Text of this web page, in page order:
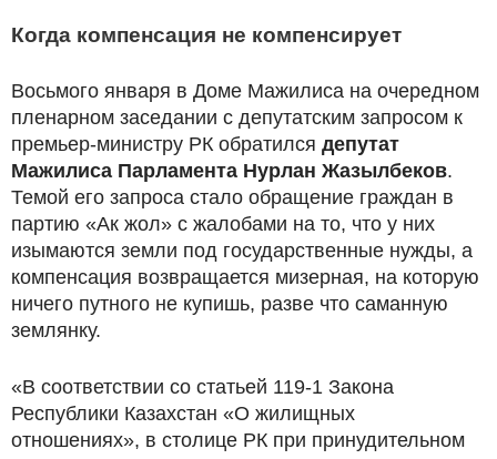
Когда компенсация не компенсирует
Восьмого января в Доме Мажилиса на очередном
пленарном заседании с депутатским запросом к
премьер-министру РК обратился депутат
Мажилиса Парламента Нурлан Жазылбеков.
Темой его запроса стало обращение граждан в
партию «Ак жол» с жалобами на то, что у них
изымаются земли под государственные нужды, а
компенсация возвращается мизерная, на которую
ничего путного не купишь, разве что саманную
землянку.
«В соответствии со статьей 119-1 Закона
Республики Казахстан «О жилищных
отношениях», в столице РК при принудительном